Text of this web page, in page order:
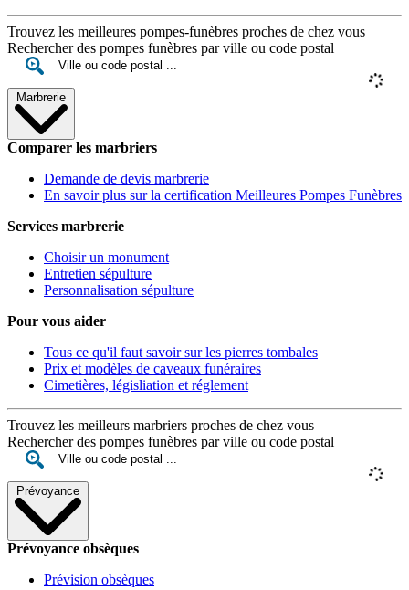
Trouvez les meilleures pompes-funèbres proches de chez vous
Rechercher des pompes funèbres par ville ou code postal
Marbrerie
Comparer les marbriers
Demande de devis marbrerie
En savoir plus sur la certification Meilleures Pompes Funèbres
Services marbrerie
Choisir un monument
Entretien sépulture
Personnalisation sépulture
Pour vous aider
Tous ce qu'il faut savoir sur les pierres tombales
Prix et modèles de caveaux funéraires
Cimetières, législiation et réglement
Trouvez les meilleurs marbriers proches de chez vous
Rechercher des pompes funèbres par ville ou code postal
Prévoyance
Prévoyance obsèques
Prévision obsèques